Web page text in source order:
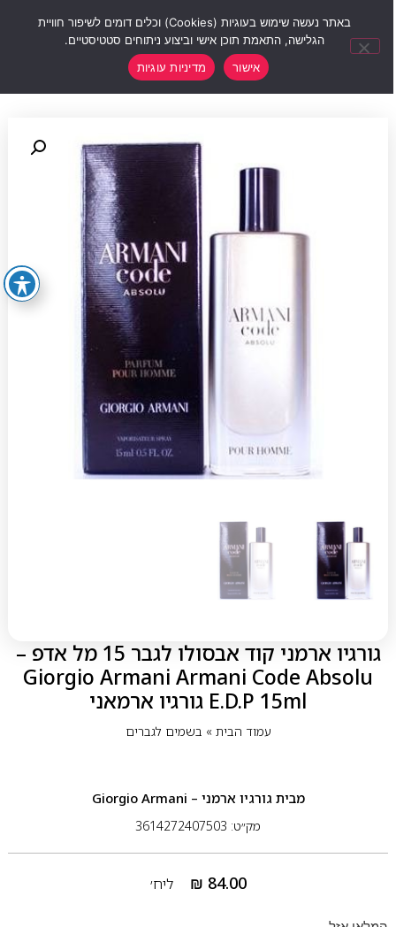
גורגיו ארמני קוד אבסולו לגבר 15 מל אדפ –
Giorgio Armani Armani Code Absolu
E.D.P 15ml גורגיו ארמאני
עמוד הבית» בשמים לגברים
מבית גורגיו ארמני – Giorgio Armani
מק״ט: 3614272407503
₪ 84.00 ליח׳
באתר נעשה שימוש בעוגיות (Cookies) וכלים דומים לשיפור חוויית
הגלישה, התאמת תוכן אישי וביצוע ניתוחים סטטיסטיים.
אישור
מדיניות עוגיות